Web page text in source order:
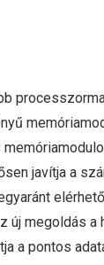
javítja a
megoldás a
a pontos